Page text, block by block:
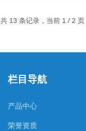
共 13 条记录，当前 1 / 2
栏目导航
产品中心
荣誉资质